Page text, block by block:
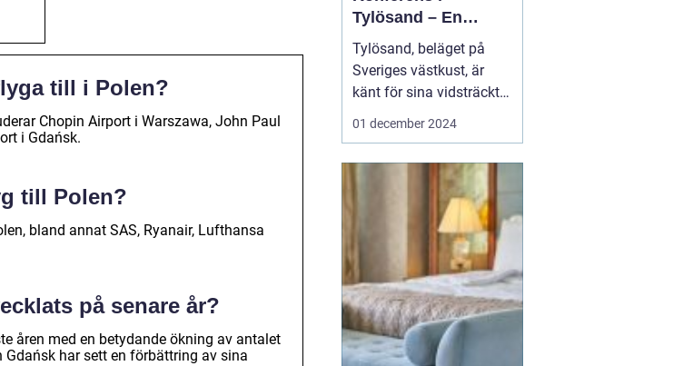
till i Polen?
Chopin Airport i Warszawa, John Paul
i Gdańsk.
till Polen?
bland annat SAS, Ryanair, Lufthansa
på senare år?
åren med en betydande ökning av antalet
har sett en förbättring av sina
Tylösand – En
Oslagbar
Upplevelse
Tylösand, beläget på
Sveriges västkust, är
känt för sina vidsträckta
stränder, idylliska natur
semesterfirare. Men
bortom sanddynerna
och det friska
01 december 2024